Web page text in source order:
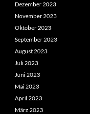
Dezember 2023
November 2023
Oktober 2023
September 2023
August 2023
Juli 2023
Juni 2023
Mai 2023
April 2023
März 2023